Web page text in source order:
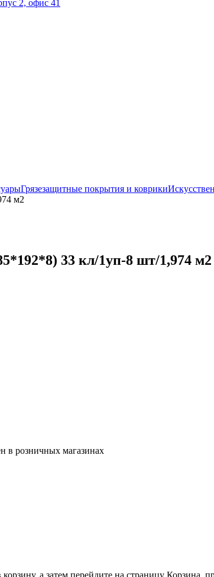
2, офис 41
Грязезащитные покрытия и коврики
м2
33 кл/1уп-8 шт/1,974 м2
в розничных магазинах
а затем перейдите на страницу Корзина,